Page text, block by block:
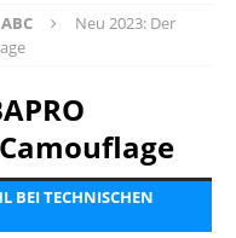
ABC
Neu 2023: Der
BEI TECHNISCHEN